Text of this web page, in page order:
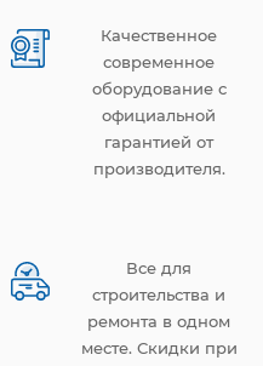
Качественное
современное
оборудование с
официальной
гарантией от
производителя.
Все для
строительства и
ремонта в одном
месте. Скидки при